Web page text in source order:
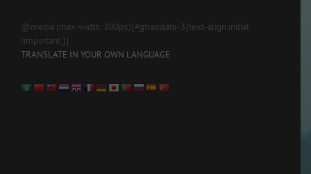
@media (max-width: 800px){#gtranslate-3{text-align:initial
!important;}}
TRANSLATE IN YOUR OWN LANGUAGE